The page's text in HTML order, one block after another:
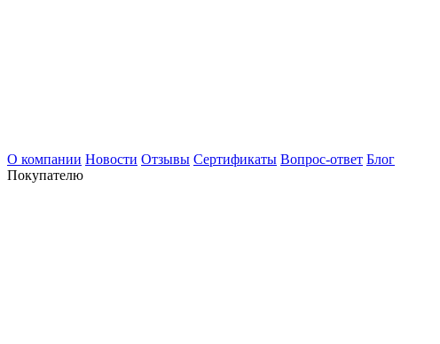
О компании Новости Отзывы Сертификаты Вопрос-ответ Блог
Покупателю